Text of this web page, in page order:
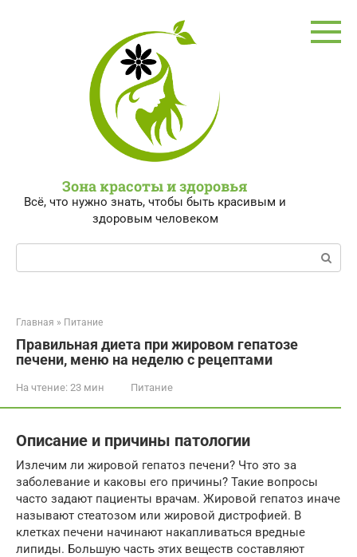
Зона красоты и здоровья
Всё, что нужно знать, чтобы быть красивым и
здоровым человеком
Поиск:
Главная » Питание
Правильная диета при жировом гепатозе
печени, меню на неделю с рецептами
На чтение: 23 мин Питание
Описание и причины патологии
Излечим ли жировой гепатоз печени? Что это за
заболевание и каковы его причины? Такие вопросы
часто задают пациенты врачам. Жировой гепатоз иначе
называют стеатозом или жировой дистрофией. В
клетках печени начинают накапливаться вредные
липиды. Большую часть этих веществ составляют